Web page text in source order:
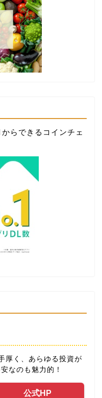
らできる コインチェ
厚く、あらゆる投資が
なのも魅力的！
公式HP